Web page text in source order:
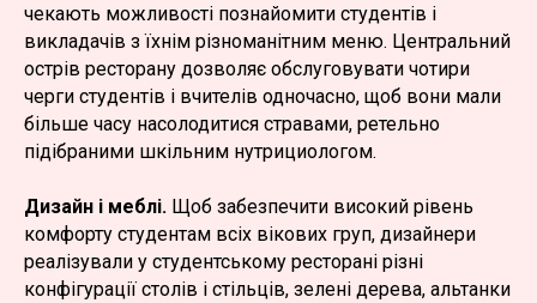
чекають можливості познайомити студентів і
викладачів з їхнім різноманітним меню. Центральний
острів ресторану дозволяє обслуговувати чотири
черги студентів і вчителів одночасно, щоб вони мали
більше часу насолодитися стравами, ретельно
підібраними шкільним нутрициологом.
Дизайн і меблі. Щоб забезпечити високий рівень
комфорту студентам всіх вікових груп, дизайнери
реалізували у студентському ресторані різні
конфігурації столів і стільців, зелені дерева, альтанки